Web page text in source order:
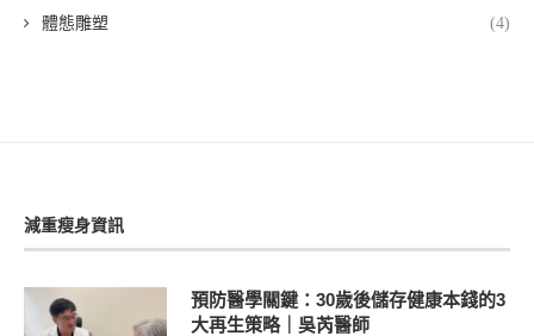
體態雕塑 (4)
減重瘦身資訊
預防醫學關鍵：30歲後儲存健康本錢的3
大再生策略｜吳芮醫師